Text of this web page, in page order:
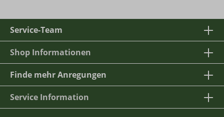
Service-Team
Shop Informationen
Finde mehr Anregungen
Service Information